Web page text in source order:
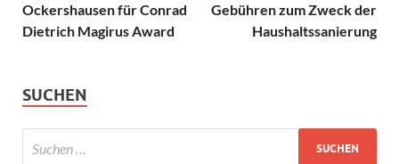
Ockershausen für Conrad
Dietrich Magirus Award
Gebühren zum Zweck der
Haushaltssanierung
SUCHEN